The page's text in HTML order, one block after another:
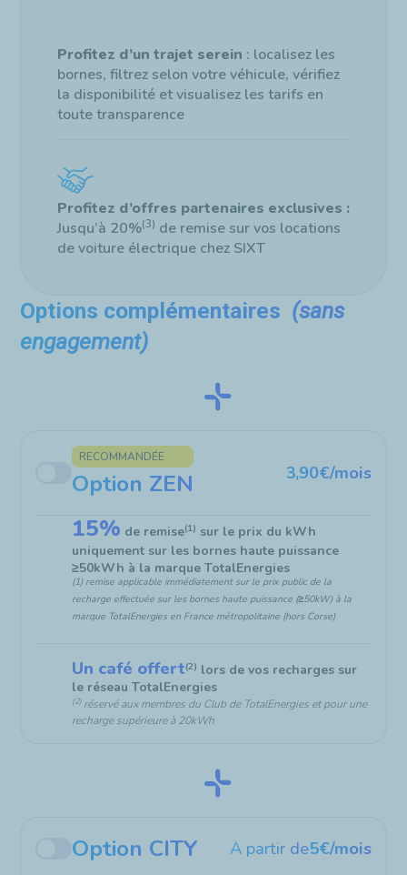
Profitez d’un trajet serein : localisez les
bornes, filtrez selon votre véhicule, vérifiez
la disponibilité et visualisez les tarifs en
toute transparence
Profitez d’offres partenaires exclusives :
Jusqu’à 20%(3) de remise sur vos locations
de voiture électrique chez SIXT
Options complémentaires (sans
engagement)
Option ZEN
RECOMMANDÉE
3,90€/mois
15% de remise(1) sur le prix du kWh
uniquement sur les bornes haute puissance
≥50kWh à la marque TotalEnergies
(1) remise applicable immédiatement sur le prix public de la
recharge effectuée sur les bornes haute puissance (≥50kW) à la
marque TotalEnergies en France métropolitaine (hors Corse)
Un café offert(2) lors de vos recharges sur
le réseau TotalEnergies
(2) réservé aux membres du Club de TotalEnergies et pour une
recharge supérieure à 20kWh
Option CITY À partir de5€/mois